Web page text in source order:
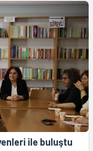
ile buluştu